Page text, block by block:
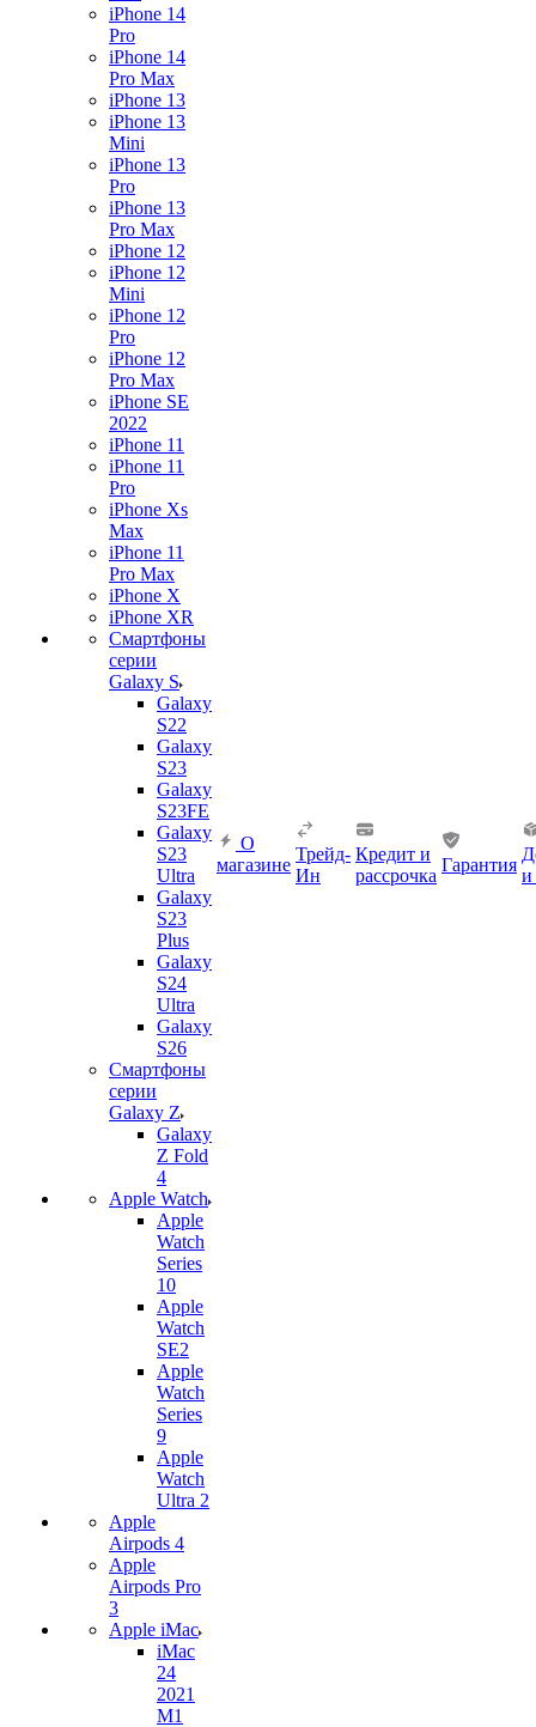
iPhone 14
Pro
iPhone 14
Pro Max
iPhone 13
iPhone 13
Mini
iPhone 13
Pro
iPhone 13
Pro Max
iPhone 12
iPhone 12
Mini
iPhone 12
Pro
iPhone 12
Pro Max
iPhone SE
2022
iPhone 11
iPhone 11
Pro
iPhone Xs
Max
iPhone 11
Pro Max
iPhone X
iPhone XR
Смартфоны
серии
Galaxy S
Galaxy
S22
Galaxy
S23
Galaxy
S23FE
Galaxy
S23
Ultra
Galaxy
S23
Plus
Galaxy
S24
Ultra
Galaxy
S26
Смартфоны
серии
Galaxy Z
Galaxy
Z Fold
4
Apple Watch
Apple
Watch
Series
10
Apple
Watch
SE2
Apple
Watch
Series
9
Apple
Watch
Ultra 2
Apple
Airpods 4
Apple
Airpods Pro
3
Apple iMac
iMac
24
2021
M1
О
магазине
Трейд-
Ин
Кредит и
рассрочка
Гарантия
и